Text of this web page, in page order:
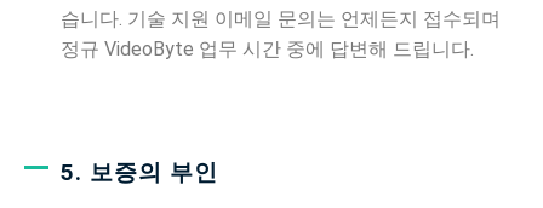
습니다. 기술 지원 이메일 문의는 언제든지 접수되며
정규 VideoByte 업무 시간 중에 답변해 드립니다.
5. 보증의 부인